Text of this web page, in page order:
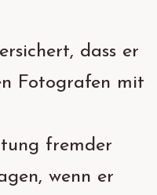
dass er
Fotografen mit
fremder
wenn er